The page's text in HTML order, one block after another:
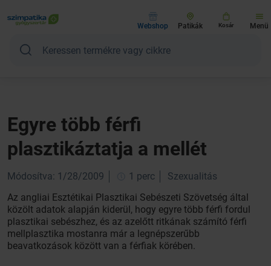
Webshop Patikák Kosár Menü
Egyre több férfi
plasztikáztatja a mellét
Módosítva: 1/28/2009 1 perc
Szexualitás
Az angliai Esztétikai Plasztikai Sebészeti Szövetség által
közölt adatok alapján kiderül, hogy egyre több férfi fordul
plasztikai sebészhez, és az azelőtt ritkának számító férfi
mellplasztika mostanra már a legnépszerűbb
beavatkozások között van a férfiak körében.